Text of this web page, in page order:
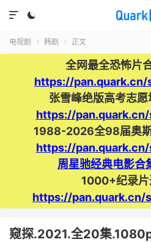


电视剧  韩剧  正文
全网最全恐怖片
https://
张雪峰绝版高考志愿
https://
1988-2026全98届奥斯
https://
周星驰经典电影合
1000+纪录片
https://
窥探.2021.全20集